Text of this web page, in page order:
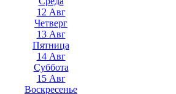
12 Авг
Четверг
13 Авг
Пятница
14 Авг
Суббота
15 Авг
Воскресенье